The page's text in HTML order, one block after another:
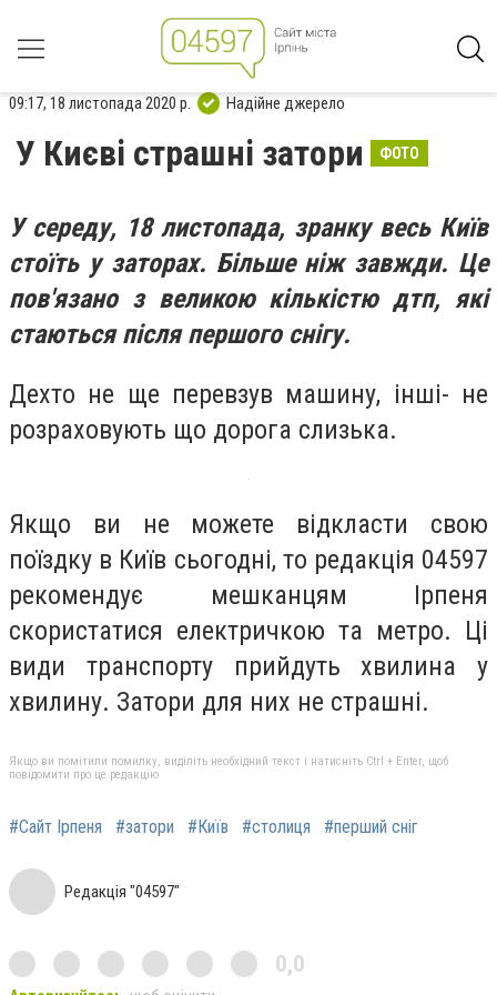
09:17, 18 листопада 2020 р. Надійне джерело
У Києві страшні затори ФОТО
У середу, 18 листопада, зранку весь Київ
стоїть у заторах. Більше ніж завжди. Це
пов'язано з великою кількістю дтп, які
стаються після першого снігу.
Дехто не ще перевзув машину, інші- не
розраховують що дорога слизька.
Якщо ви не можете відкласти свою
поїздку в Київ сьогодні, то редакція 04597
рекомендує мешканцям Ірпеня
скористатися електричкою та метро. Ці
види транспорту прийдуть хвилина у
хвилину. Затори для них не страшні.
Якщо ви помітили помилку, виділіть необхідний текст і натисніть Ctrl + Enter, щоб
повідомити про це редакцію
#Сайт Ірпеня #затори #Київ #столиця #перший сніг
Редакція "04597"
0,0